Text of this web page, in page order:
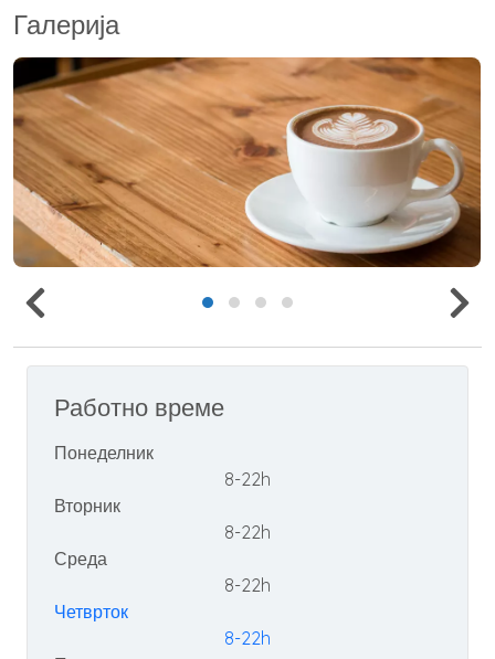
Галерија
Работно време
Понеделник
8-22h
Вторник
8-22h
Среда
8-22h
Четврток
8-22h